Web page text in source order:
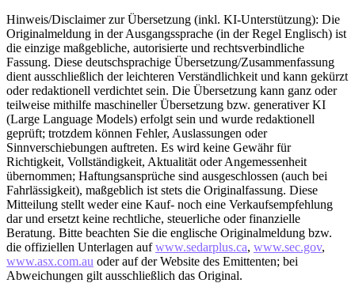
Hinweis/Disclaimer zur Übersetzung (inkl. KI-Unterstützung): Die
Originalmeldung in der Ausgangssprache (in der Regel Englisch) ist
die einzige maßgebliche, autorisierte und rechtsverbindliche
Fassung. Diese deutschsprachige Übersetzung/Zusammenfassung
dient ausschließlich der leichteren Verständlichkeit und kann gekürzt
oder redaktionell verdichtet sein. Die Übersetzung kann ganz oder
teilweise mithilfe maschineller Übersetzung bzw. generativer KI
(Large Language Models) erfolgt sein und wurde redaktionell
geprüft; trotzdem können Fehler, Auslassungen oder
Sinnverschiebungen auftreten. Es wird keine Gewähr für
Richtigkeit, Vollständigkeit, Aktualität oder Angemessenheit
übernommen; Haftungsansprüche sind ausgeschlossen (auch bei
Fahrlässigkeit), maßgeblich ist stets die Originalfassung. Diese
Mitteilung stellt weder eine Kauf- noch eine Verkaufsempfehlung
dar und ersetzt keine rechtliche, steuerliche oder finanzielle
Beratung. Bitte beachten Sie die englische Originalmeldung bzw.
die offiziellen Unterlagen aufwww.sedarplus.ca, www.sec.gov,
www.asx.com.au oder auf der Website des Emittenten; bei
Abweichungen gilt ausschließlich das Original.